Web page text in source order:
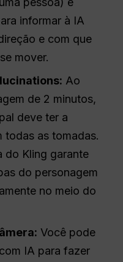
informar à IA
e com que
mover.
Ao
de 2 minutos,
deve ter a
todas as tomadas.
do Kling garante
do personagem
no meio do
Você pode
IA para fazer